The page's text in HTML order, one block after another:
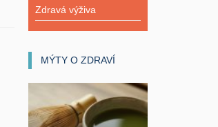
Zdravá výživa
MÝTY O ZDRAVÍ